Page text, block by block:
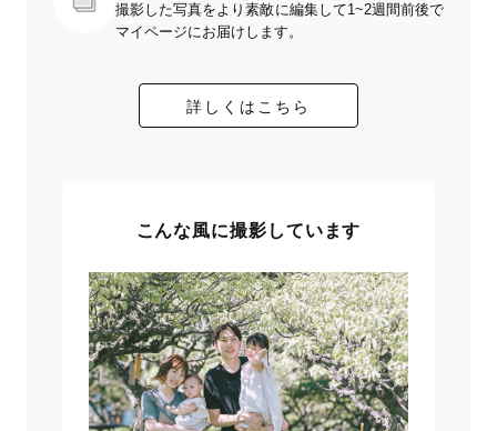
撮影した写真をより素敵に編集して1~2週間前後で
マイページにお届けします。
詳しくはこちら
こんな風に撮影しています